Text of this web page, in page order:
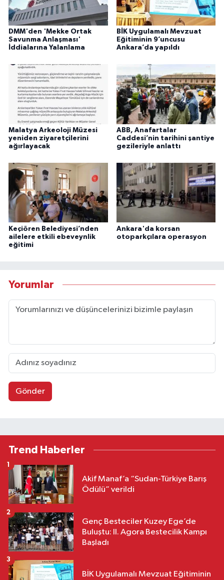
DMM'den 'Mekke Ortak
Savunma Anlaşması'
İddialarına Yalanlama
BİK Uygulamalı Mevzuat
Eğitiminin 9’uncusu
Ankara’da yapıldı
Malatya Arkeoloji Müzesi
yeniden ziyaretçilerini
ağırlayacak
ABB, Anafartalar
Caddesi’nin tarihini şantiye
gezileriyle anlattı
Keçiören Belediyesi’nden
ailelere etkili ebeveynlik
eğitimi
Ankara'da korsan
otoparkçılara operasyon
Yorumlar
Gönder
Trend Haberler
Akif Manaf’a “Sudan-Türkiye Barış
Ödülü” verildi
1
Genç Besteciler Kuzey Ege’de
Buluştu: II. Agora Bestecilik Kampı
Başladı
2
BİK Uygulamalı Mevzuat Eğitiminin
3